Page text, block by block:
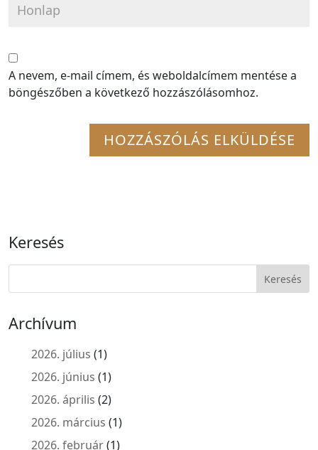
A nevem, e-mail címem, és weboldalcímem mentése a
böngészőben a következő hozzászólásomhoz.
Keresés
Archívum
2026. július (1)
2026. június (1)
2026. április (2)
2026. március (1)
2026. február(1)